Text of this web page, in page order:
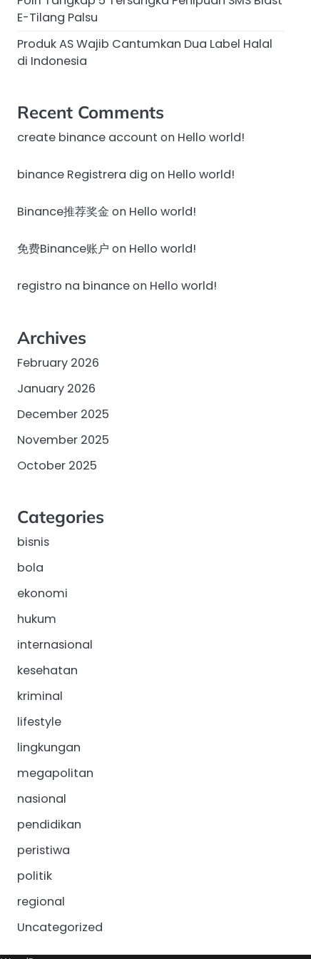
E-Tilang Palsu
Produk AS Wajib Cantumkan Dua Label Halal
di Indonesia
Recent Comments
create binance account on Hello world!
binance Registrera dig on Hello world!
Binance推荐奖金 on Hello world!
免费Binance账户 on Hello world!
registro na binanceon Hello world!
Archives
February 2026
January 2026
December 2025
November 2025
October 2025
Categories
bisnis
bola
ekonomi
hukum
internasional
kesehatan
kriminal
lifestyle
lingkungan
megapolitan
nasional
pendidikan
peristiwa
politik
regional
Uncategorized